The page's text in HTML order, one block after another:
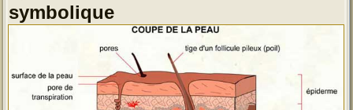
symbolique